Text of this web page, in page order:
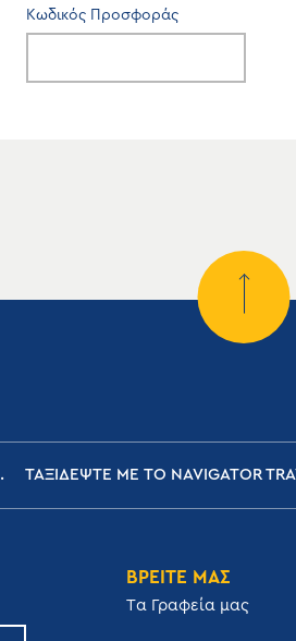
Κωδικός Προσφοράς
ΤΑΞΙΔΕΨΤΕ ΜΕ ΤΟ NAVIGATOR
ΒΡΕΙΤΕ ΜΑΣ
Tα Γραφεία μας